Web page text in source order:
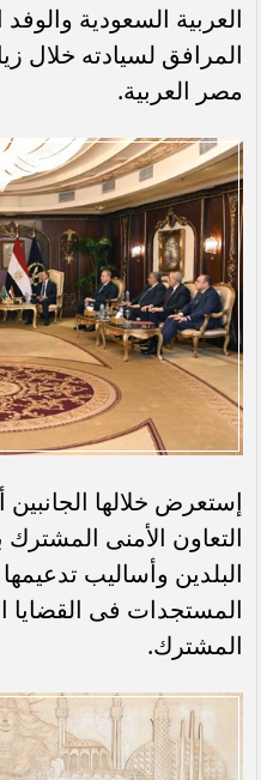
العربية السعودية
المرافق لسيادته خلال
مصر العربية.
إستعرض خلالها
التعاون الأمنى
البلدين وأساليب تدعيمها
المستجدات فى القضايا
المشترك.